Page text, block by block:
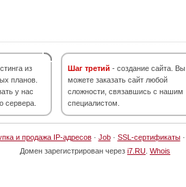
из
планов.
у нас
сервера.
Шаг третий - создание сайта. Вы
можете заказать сайт любой
сложности, связавшись с нашим
специалистом.
и продажа IP-адресов· Job· SSL-сертификаты·
Домен зарегистрирован через i7.RU Whois